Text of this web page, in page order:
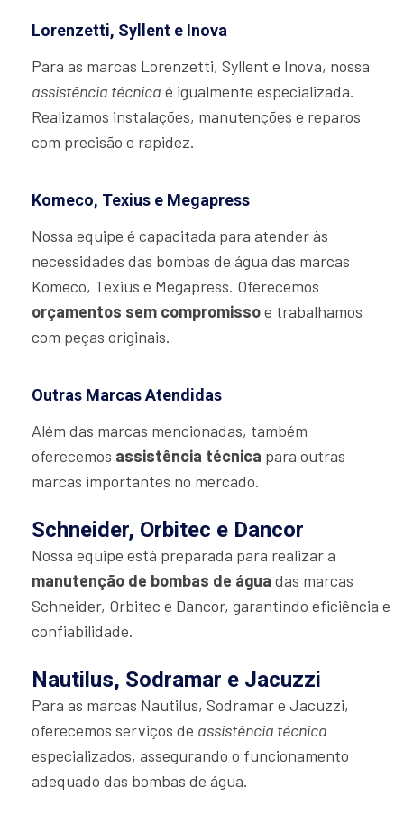
Lorenzetti, Syllent e Inova
Para as marcas Lorenzetti, Syllent e Inova, nossa
assistência técnica é igualmente especializada.
Realizamos instalações, manutenções e reparos
com precisão e rapidez.
Komeco, Texius e Megapress
Nossa equipe é capacitada para atender às
necessidades das bombas de água das marcas
Komeco, Texius e Megapress. Oferecemos
orçamentos sem compromissoe trabalhamos
com peças originais.
Outras Marcas Atendidas
Além das marcas mencionadas, também
oferecemos assistência técnica para outras
marcas importantes no mercado.
Schneider, Orbitec e Dancor
Nossa equipe está preparada para realizar a
manutenção de bombas de água das marcas
Schneider, Orbitec e Dancor, garantindo eficiência e
confiabilidade.
Nautilus, Sodramar e Jacuzzi
Para as marcas Nautilus, Sodramar e Jacuzzi,
oferecemos serviços de assistência técnica
especializados, assegurando o funcionamento
adequado das bombas de água.